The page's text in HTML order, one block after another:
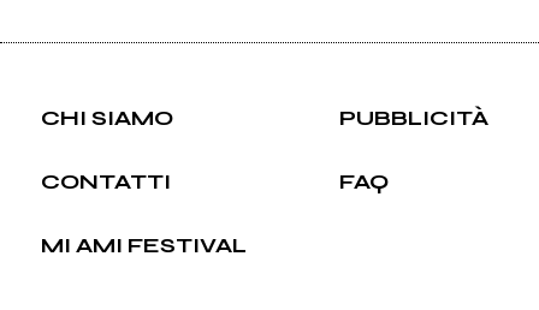
CHI SIAMO PUBBLICITÀ
CONTATTI FAQ
MI AMI FESTIVAL